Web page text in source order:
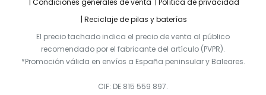
Condiciones generales de venta
Política de privacidad
Reciclaje de pilas y baterías
El precio tachado indica el precio de venta al público
recomendado por el fabricante del artículo (PVPR).
*Promoción válida en envíos a España peninsular y Baleares.
CIF: DE 815 559 897.